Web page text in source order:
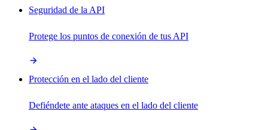
Seguridad de la API
Protege los puntos de conexión de tus API
Protección en el lado del cliente
Defiéndete ante ataques en el lado del cliente